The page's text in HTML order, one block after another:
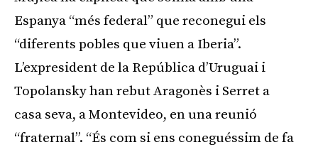
Espanya “més federal” que reconegui els
“diferents pobles que viuen a Iberia”.
L’expresident de la República d’Uruguai i
Topolansky han rebut Aragonès i Serret a
casa seva, a Montevideo, en una reunió
“fraternal”. “És com si ens coneguéssim de fa